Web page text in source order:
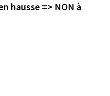
hausse => NON à